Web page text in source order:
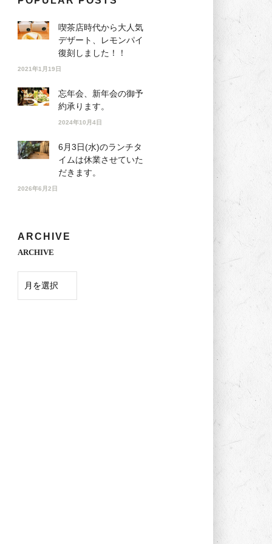
喫茶店時代から大人気
デザート、レモンパイ
復刻しました！！
2021年1月19日
忘年会、新年会の御予
約承ります。
2024年10月4日
6月3日(水)のランチタ
イムは休業させていた
だきます。
2026年6月2日
ARCHIVE
ARCHIVE